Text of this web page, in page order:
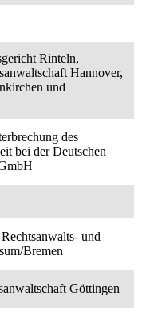
Rinteln,
Hannover,
und
des
bei der Deutschen
und
Bremen
Göttingen